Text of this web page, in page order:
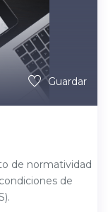
Guardar
de normatividad
de